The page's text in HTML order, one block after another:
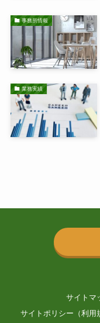
事務所情報
業務実績
サイトマ
サイトポリシー（利用